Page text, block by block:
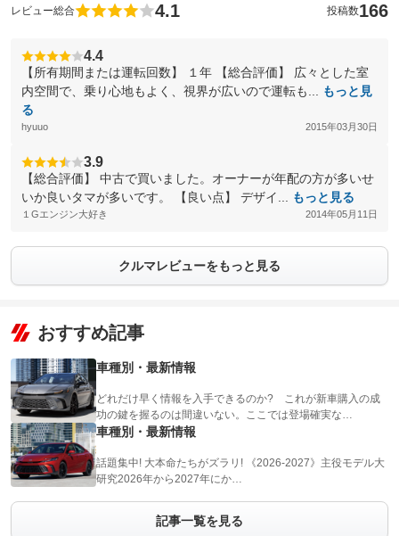
レビュー総合 4.1 投稿数166
4.4
【所有期間または運転回数】 １年 【総合評価】 広々とした室
内空間で、乗り心地もよく、視界が広いので運転も...
もっと見
る
hyuuo 2015年03月30日
3.9
【総合評価】 中古で買いました。オーナーが年配の方が多いせ
いか良いタマが多いです。 【良い点】 デザイ...
もっと見る
１Gエンジン大好き 2014年05月11日
クルマレビューをもっと見る
おすすめ記事
車種別・最新情報
どれだけ早く情報を入手できるのか? これが新車購入の成
功の鍵を握るのは間違いない。ここでは登場確実な…
車種別・最新情報
話題集中! 大本命たちがズラリ! 《2026-2027》主役モデル大
研究2026年から2027年にか…
記事一覧を見る